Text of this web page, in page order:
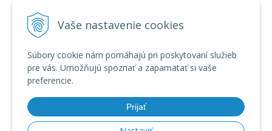
Vaše nastavenie cookies
Súbory cookie nám pomáhajú pri poskytovaní služieb
pre vás. Umožňujú spoznať a zapamätať si vaše
preferencie.
Prijať
Platba bankovým prevodom
Ako nakupovať
Autorizované servisy